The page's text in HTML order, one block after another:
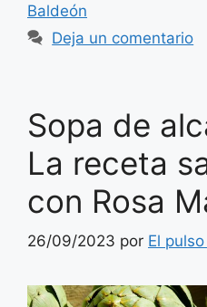
Baldeón
Deja un comentario
Sopa de
La receta
con Rosa
26/09/2023 por El